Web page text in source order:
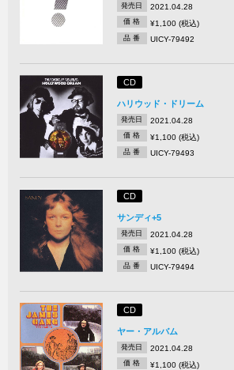
発売日 2021.04.28
価 格 ¥1,100 (税込)
品 番 UICY-79492
CD
ハリウッド・ドリーム
発売日 2021.04.28
価 格 ¥1,100 (税込)
品 番 UICY-79493
CD
サンディ+5
発売日 2021.04.28
価 格 ¥1,100 (税込)
品 番 UICY-79494
CD
ヤー・アルバム
発売日 2021.04.28
価 格 ¥1,100 (税込)